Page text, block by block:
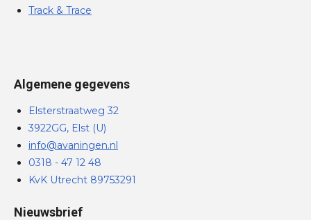
Track & Trace
Algemene gegevens
Elsterstraatweg 32
3922GG, Elst (U)
info@avaningen.nl
0318 - 47 12 48
KvK Utrecht 89753291
Nieuwsbrief